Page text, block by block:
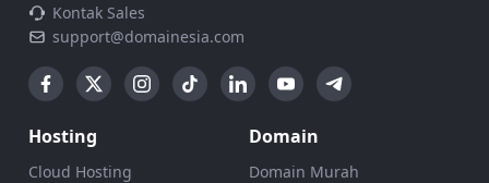
Kontak Sales
support@domainesia.com
Hosting
Cloud Hosting
Domain
Domain Murah